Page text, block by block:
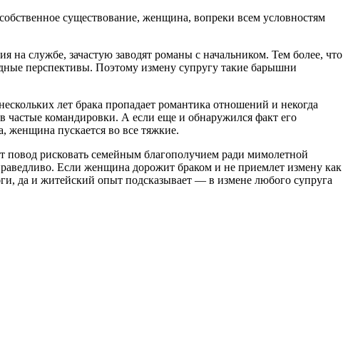
существование, женщина, вопреки всем условностям
службе, зачастую заводят романы с начальником. Тем более, что
перспективы. Поэтому измену супругу такие барышни
лет брака пропадает романтика отношений и некогда
частые командировки. А если еще и обнаружился факт его
женщина пускается во все тяжкие.
рисковать семейным благополучием ради мимолетной
Если женщина дорожит браком и не приемлет измену как
да и житейский опыт подсказывает — в измене любого супруга